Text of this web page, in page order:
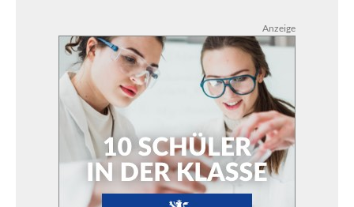
Anzeige